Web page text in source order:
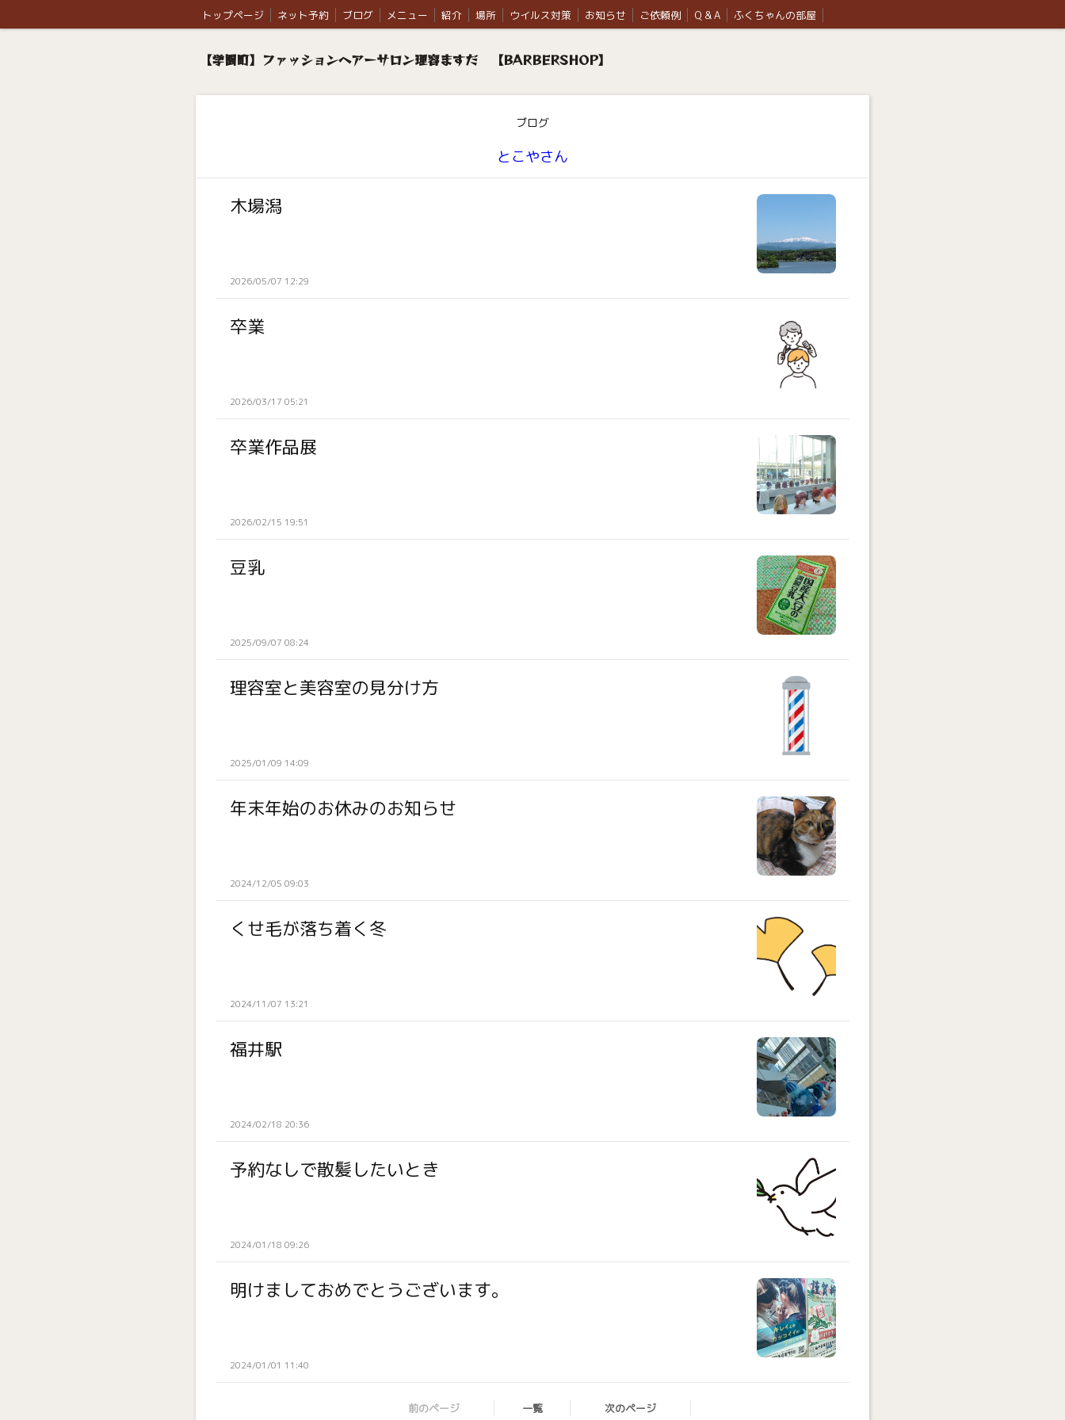
トップページ ネット予約 ブログ メニュー 紹介 場所 ウイルス対策 お知らせ ご依頼例 Q & A ふくちゃんの部屋
【学園町】ファッションヘアーサロン理容ますだ 【BARBERSHOP】
ブログ
とこやさん
木場潟
2026/05/07 12:29
卒業
2026/03/17 05:21
卒業作品展
2026/02/15 19:51
豆乳
2025/09/07 08:24
理容室と美容室の見分け方
2025/01/09 14:09
年末年始のお休みのお知らせ
2024/12/05 09:03
くせ毛が落ち着く冬
2024/11/07 13:21
福井駅
2024/02/18 20:36
予約なしで散髪したいとき
2024/01/18 09:26
明けましておめでとうございます。
2024/01/01 11:40
前のページ 一覧 次のページ